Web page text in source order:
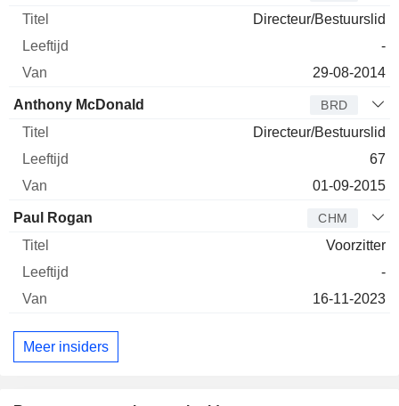
Directeur/Bestuurslid
-
29-08-2014
Anthony McDonald BRD
Directeur/Bestuurslid
67
01-09-2015
Paul Rogan CHM
Voorzitter
-
16-11-2023
Meer insiders